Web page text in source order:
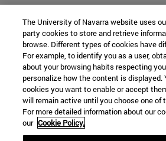
The University of Navarra website uses
party cookies to store and retrieve
browse. Different types of cookies have
For example, to identify you as a user,
about your browsing habits respecting
personalize how the content is displayed.
cookies you want to enable or accept
will remain active until you choose one of
For more detailed information about our
our Cookie Policy.